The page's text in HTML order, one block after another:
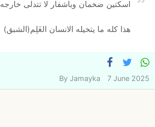
اسكتين ضخمان وباشفار لا تتدلى خارجه
هذا كله ما يتخيله الانسان الغَلِم(الشبق)
By Jamayka 7 June 2025